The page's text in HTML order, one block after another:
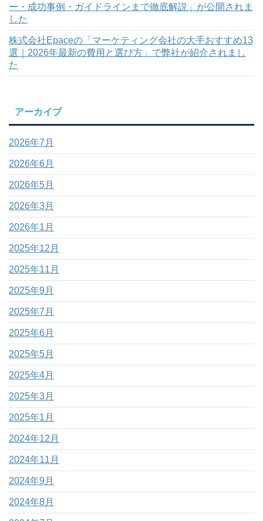
ー・成功事例・ガイドラインまで徹底解説」が公開されま
した
株式会社Epaceの「マーケティング会社の大手おすすめ13
選｜2026年最新の費用と選び方」で弊社が紹介されまし
た
アーカイブ
2026年7月
2026年6月
2026年5月
2026年3月
2026年1月
2025年12月
2025年11月
2025年9月
2025年7月
2025年6月
2025年5月
2025年4月
2025年3月
2025年1月
2024年12月
2024年11月
2024年9月
2024年8月